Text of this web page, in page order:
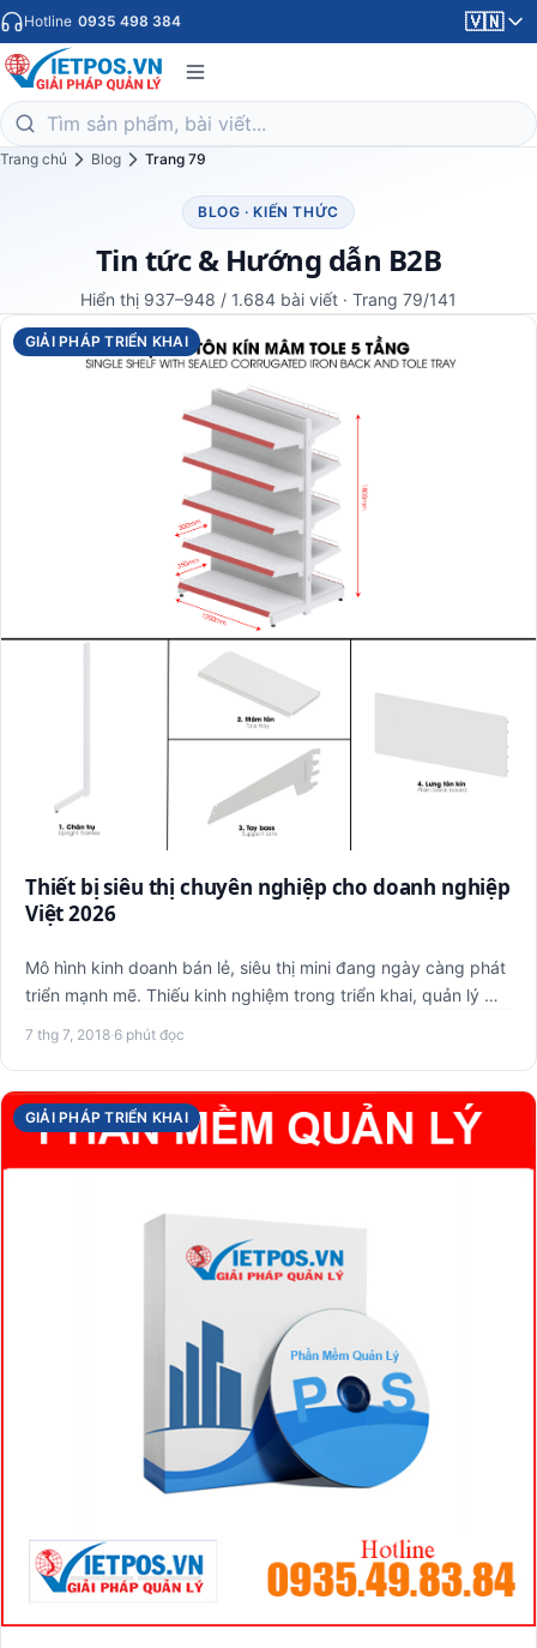
Hotline 0935 498 384 🇻🇳
Trang chủ Blog Trang 79
BLOG · KIẾN THỨC
Tin tức & Hướng dẫn B2B
Hiển thị 937–948 / 1.684 bài viết · Trang 79/141
GIẢI PHÁP TRIỂN KHAI
Thiết bị siêu thị chuyên nghiệp cho doanh nghiệp
Việt 2026
Mô hình kinh doanh bán lẻ, siêu thị mini đang ngày càng phát
triển mạnh mẽ. Thiếu kinh nghiệm trong triển khai, quản lý …
7 thg 7, 2018·6 phút đọc
GIẢI PHÁP TRIỂN KHAI